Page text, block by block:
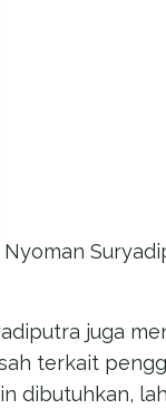
juga
terkait
dibutuhkan,